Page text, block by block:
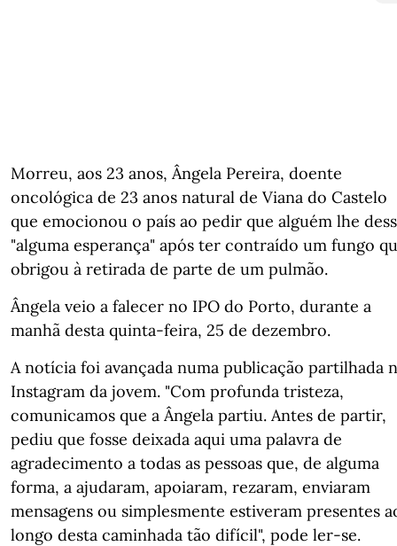
Morreu, aos 23 anos, Ângela Pereira, doente
oncológica de 23 anos natural de Viana do Castelo
que emocionou o país ao pedir que alguém lhe
"alguma esperança" após ter contraído um fungo
obrigou à retirada de parte de um pulmão.
Ângela veio a falecer no IPO do Porto, durante a
manhã desta quinta-feira, 25 de dezembro.
A notícia foi avançada numa publicação partilhada
Instagram da jovem. "Com profunda tristeza,
comunicamos que a Ângela partiu. Antes de partir,
pediu que fosse deixada aqui uma palavra de
agradecimento a todas as pessoas que, de alguma
forma, a ajudaram, apoiaram, rezaram, enviaram
mensagens ou simplesmente estiveram presentes
longo desta caminhada tão difícil", pode ler-se.